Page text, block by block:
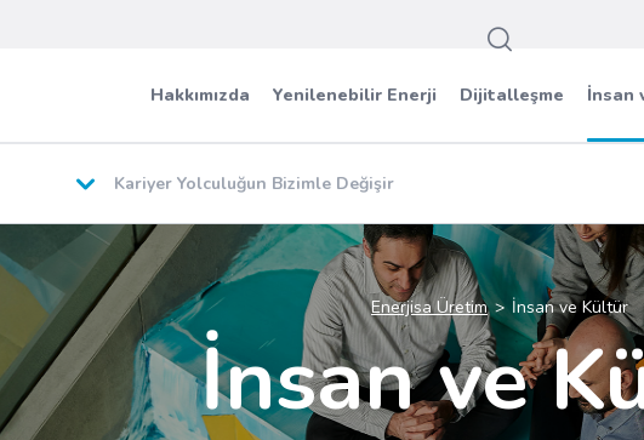
Hakkımızda Yenilenebilir Enerji Dijitalleşme İnsan
Kariyer Yolculuğun Bizimle Değişir
Enerjisa Üretim İnsan ve Kültür
İnsan ve